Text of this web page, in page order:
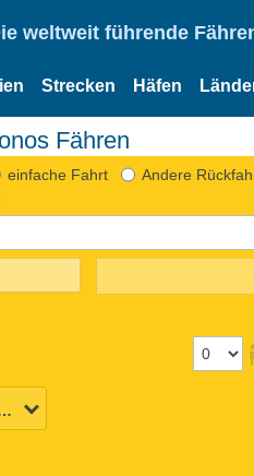
weltweit führende
Strecken Häfen
Fähren
einfache Fahrt Andere